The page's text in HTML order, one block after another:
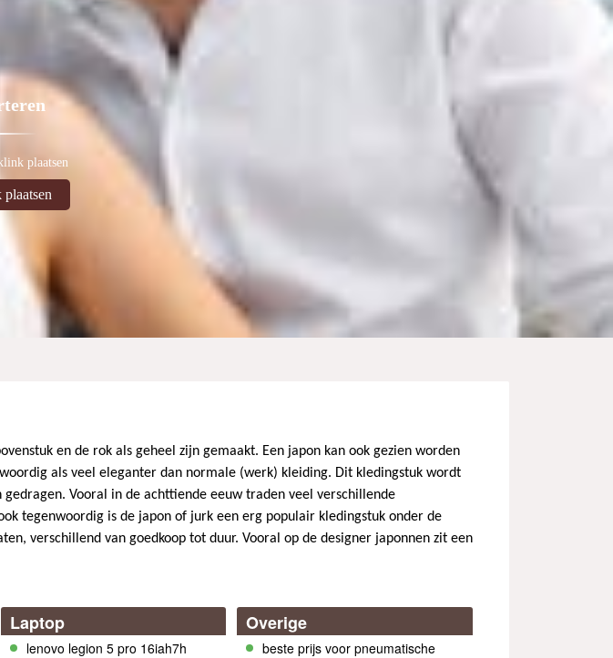
plaatsen
en de rok als geheel zijn gemaakt. Een japon kan ook gezien worden
als veel eleganter dan normale (werk) kleiding. Dit kledingstuk wordt
Vooral in de achttiende eeuw traden veel verschillende
tegenwoordig is de japon of jurk een erg populair kledingstuk onder de
verschillend van goedkoop tot duur. Vooral op de designer japonnen zit een
Laptop
lenovo legion 5 pro 16iah7h
Overige
beste prijs voor pneumatische